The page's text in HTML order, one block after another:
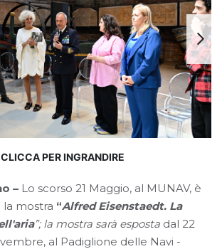
CLICCA PER INGRANDIRE
– Lo scorso 21 Maggio, al MUNAV, è
la mostra “Alfred Eisenstaedt. La
”; la mostra sarà esposta dal 22
al Padiglione delle Navi -